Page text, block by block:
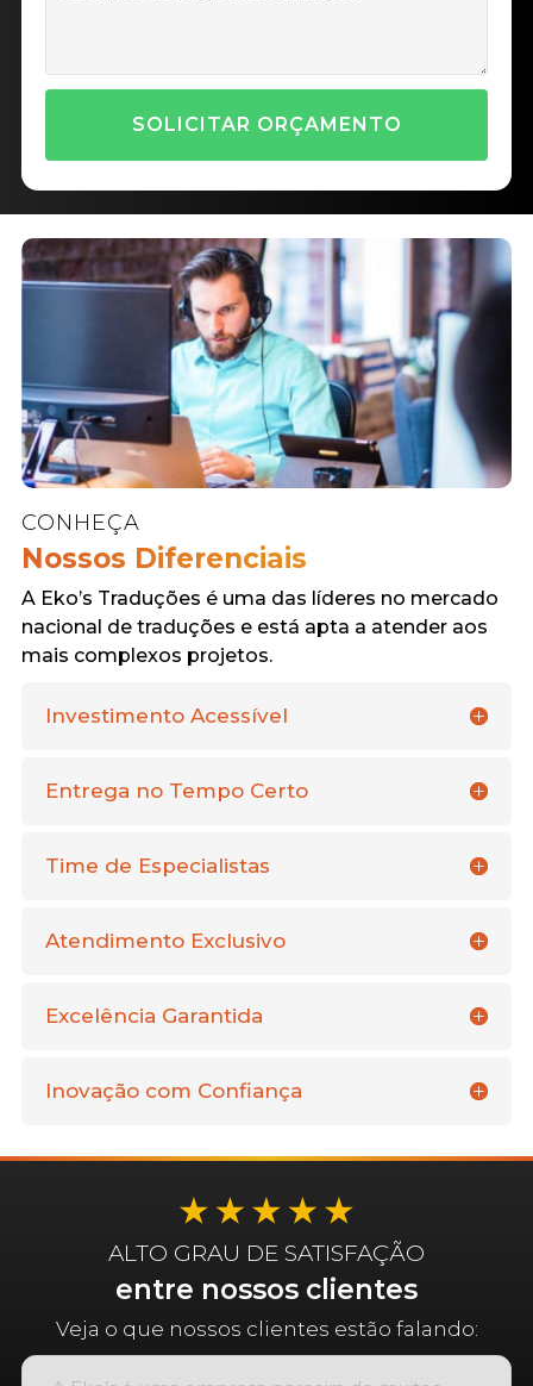
CONHEÇA
Nossos Diferenciais
A Eko’s Traduções é uma das líderes no mercado
nacional de traduções e está apta a atender aos
mais complexos projetos.
Investimento Acessível
Entrega no Tempo Certo
Time de Especialistas
Atendimento Exclusivo
Excelência Garantida
Inovação com Confiança
ALTO GRAU DE SATISFAÇÃO
entre nossos clientes
Veja o que nossos clientes estão falando: